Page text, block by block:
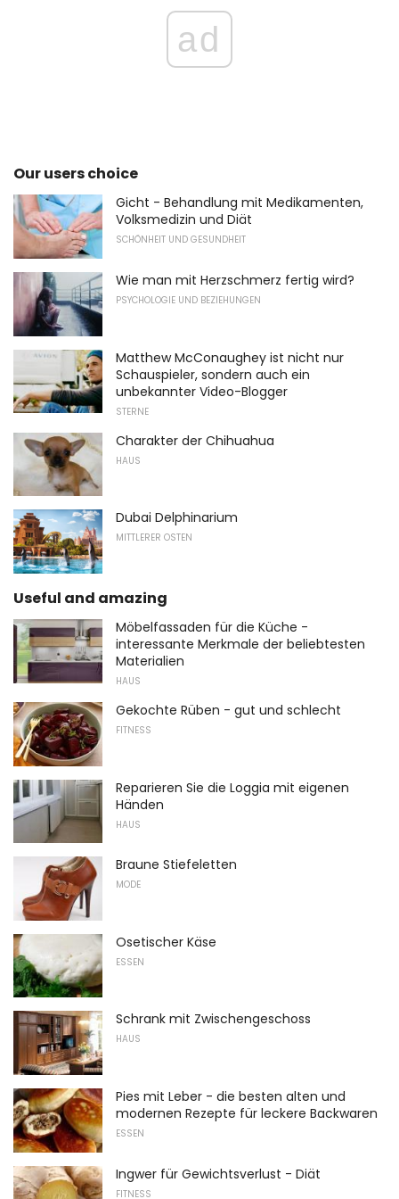
ad
Our users choice
Gicht - Behandlung mit Medikamenten,
Volksmedizin und Diät
SCHÖNHEIT UND GESUNDHEIT
Wie man mit Herzschmerz fertig wird?
PSYCHOLOGIE UND BEZIEHUNGEN
Matthew McConaughey ist nicht nur
Schauspieler, sondern auch ein
unbekannter Video-Blogger
STERNE
Charakter der Chihuahua
HAUS
Dubai Delphinarium
MITTLERER OSTEN
Useful and amazing
Möbelfassaden für die Küche -
interessante Merkmale der beliebtesten
Materialien
HAUS
Gekochte Rüben - gut und schlecht
FITNESS
Reparieren Sie die Loggia mit eigenen
Händen
HAUS
Braune Stiefeletten
MODE
Osetischer Käse
ESSEN
Schrank mit Zwischengeschoss
HAUS
Pies mit Leber - die besten alten und
modernen Rezepte für leckere Backwaren
ESSEN
Ingwer für Gewichtsverlust - Diät
FITNESS